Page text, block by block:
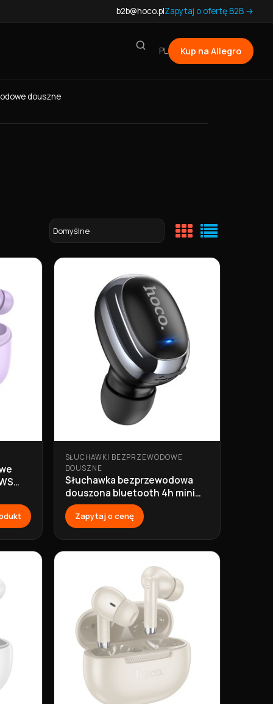
b2b@hoco.plZapytaj o ofertę B2B →
PL Kup na Allegro
douszne
SŁUCHAWKI BEZPRZEWODOWE
DOUSZNE
Słuchawka bezprzewodowa
douszona bluetooth 4h mini
E54 czarna Hoco
Zapytaj o cenę